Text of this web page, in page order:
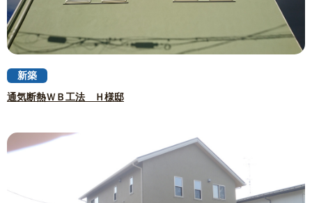
新築
通気断熱ＷＢ工法 Ｈ様邸